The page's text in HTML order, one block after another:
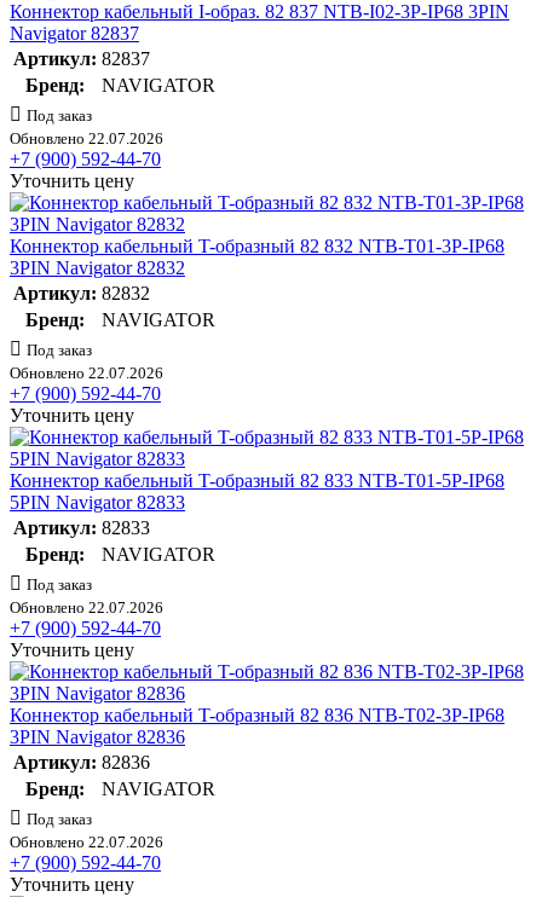
Коннектор кабельный I-образ. 82 837 NTB-I02-3P-IP68 3PIN
Navigator 82837
Артикул: 82837
Бренд:
NAVIGATOR
Под заказ
Обновлено 22.07.2026
+7 (900) 592-44-70
Уточнить цену
Коннектор кабельный T-образный 82 832 NTB-T01-3P-IP68
3PIN Navigator 82832
Артикул: 82832
Бренд:
NAVIGATOR
Под заказ
Обновлено 22.07.2026
+7 (900) 592-44-70
Уточнить цену
Коннектор кабельный T-образный 82 833 NTB-T01-5P-IP68
5PIN Navigator 82833
Артикул: 82833
Бренд:
NAVIGATOR
Под заказ
Обновлено 22.07.2026
+7 (900) 592-44-70
Уточнить цену
Коннектор кабельный T-образный 82 836 NTB-T02-3P-IP68
3PIN Navigator 82836
Артикул: 82836
Бренд:
NAVIGATOR
Под заказ
Обновлено 22.07.2026
+7 (900) 592-44-70
Уточнить цену